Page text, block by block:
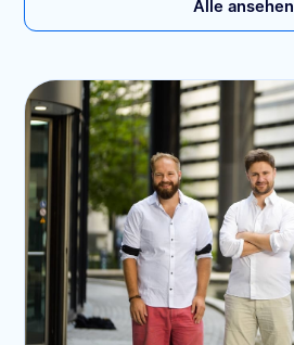
Alle ansehen